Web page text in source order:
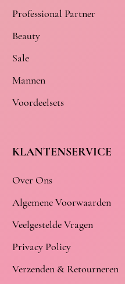
Professional Partner
Beauty
Sale
Mannen
Voordeelsets
KLANTENSERVICE
Over Ons
Algemene Voorwaarden
Veelgestelde Vragen
Privacy Policy
Verzenden & Retourneren